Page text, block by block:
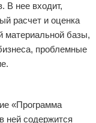
В нее входит,
расчет и оценка
материальной базы,
проблемные
«Программа
ней содержится